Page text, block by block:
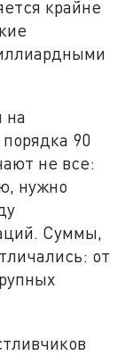
крайне
на
90
не все:
нужно
Суммы,
от